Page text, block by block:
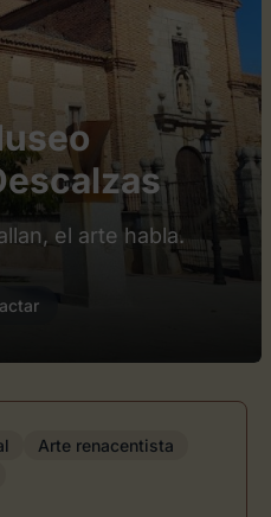
el arte habla.
Arte renacentista